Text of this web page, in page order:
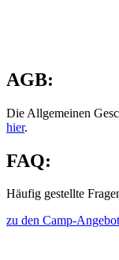
AGB:
Die Allgemeinen
hier.
FAQ:
Häufig gestellte
zu den Camp-